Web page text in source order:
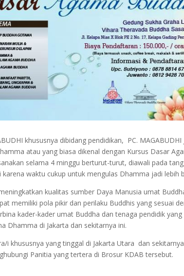
khususnya dibidang pendidikan, PC. MAGABUDHI
atau yang biasa dikenal dengan Kursus Dasar
selama 4 minggu berturut-turut, diawali pada
waktu cukup untuk mengulas Dhamma jadi lebih
kualitas sumber Daya Manusia umat
memiliki pola pikir dan perilaku Buddhis yang sesuai
kader-kader umat Buddha dan tenaga pendidik
Dhamma di Jakarta dan sekitarnya ini.
i khususnya yang tinggal di Jakarta Utara dan
Panitia yang tertera di Brosur KDAB tersebut.